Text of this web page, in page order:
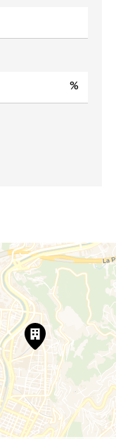
%